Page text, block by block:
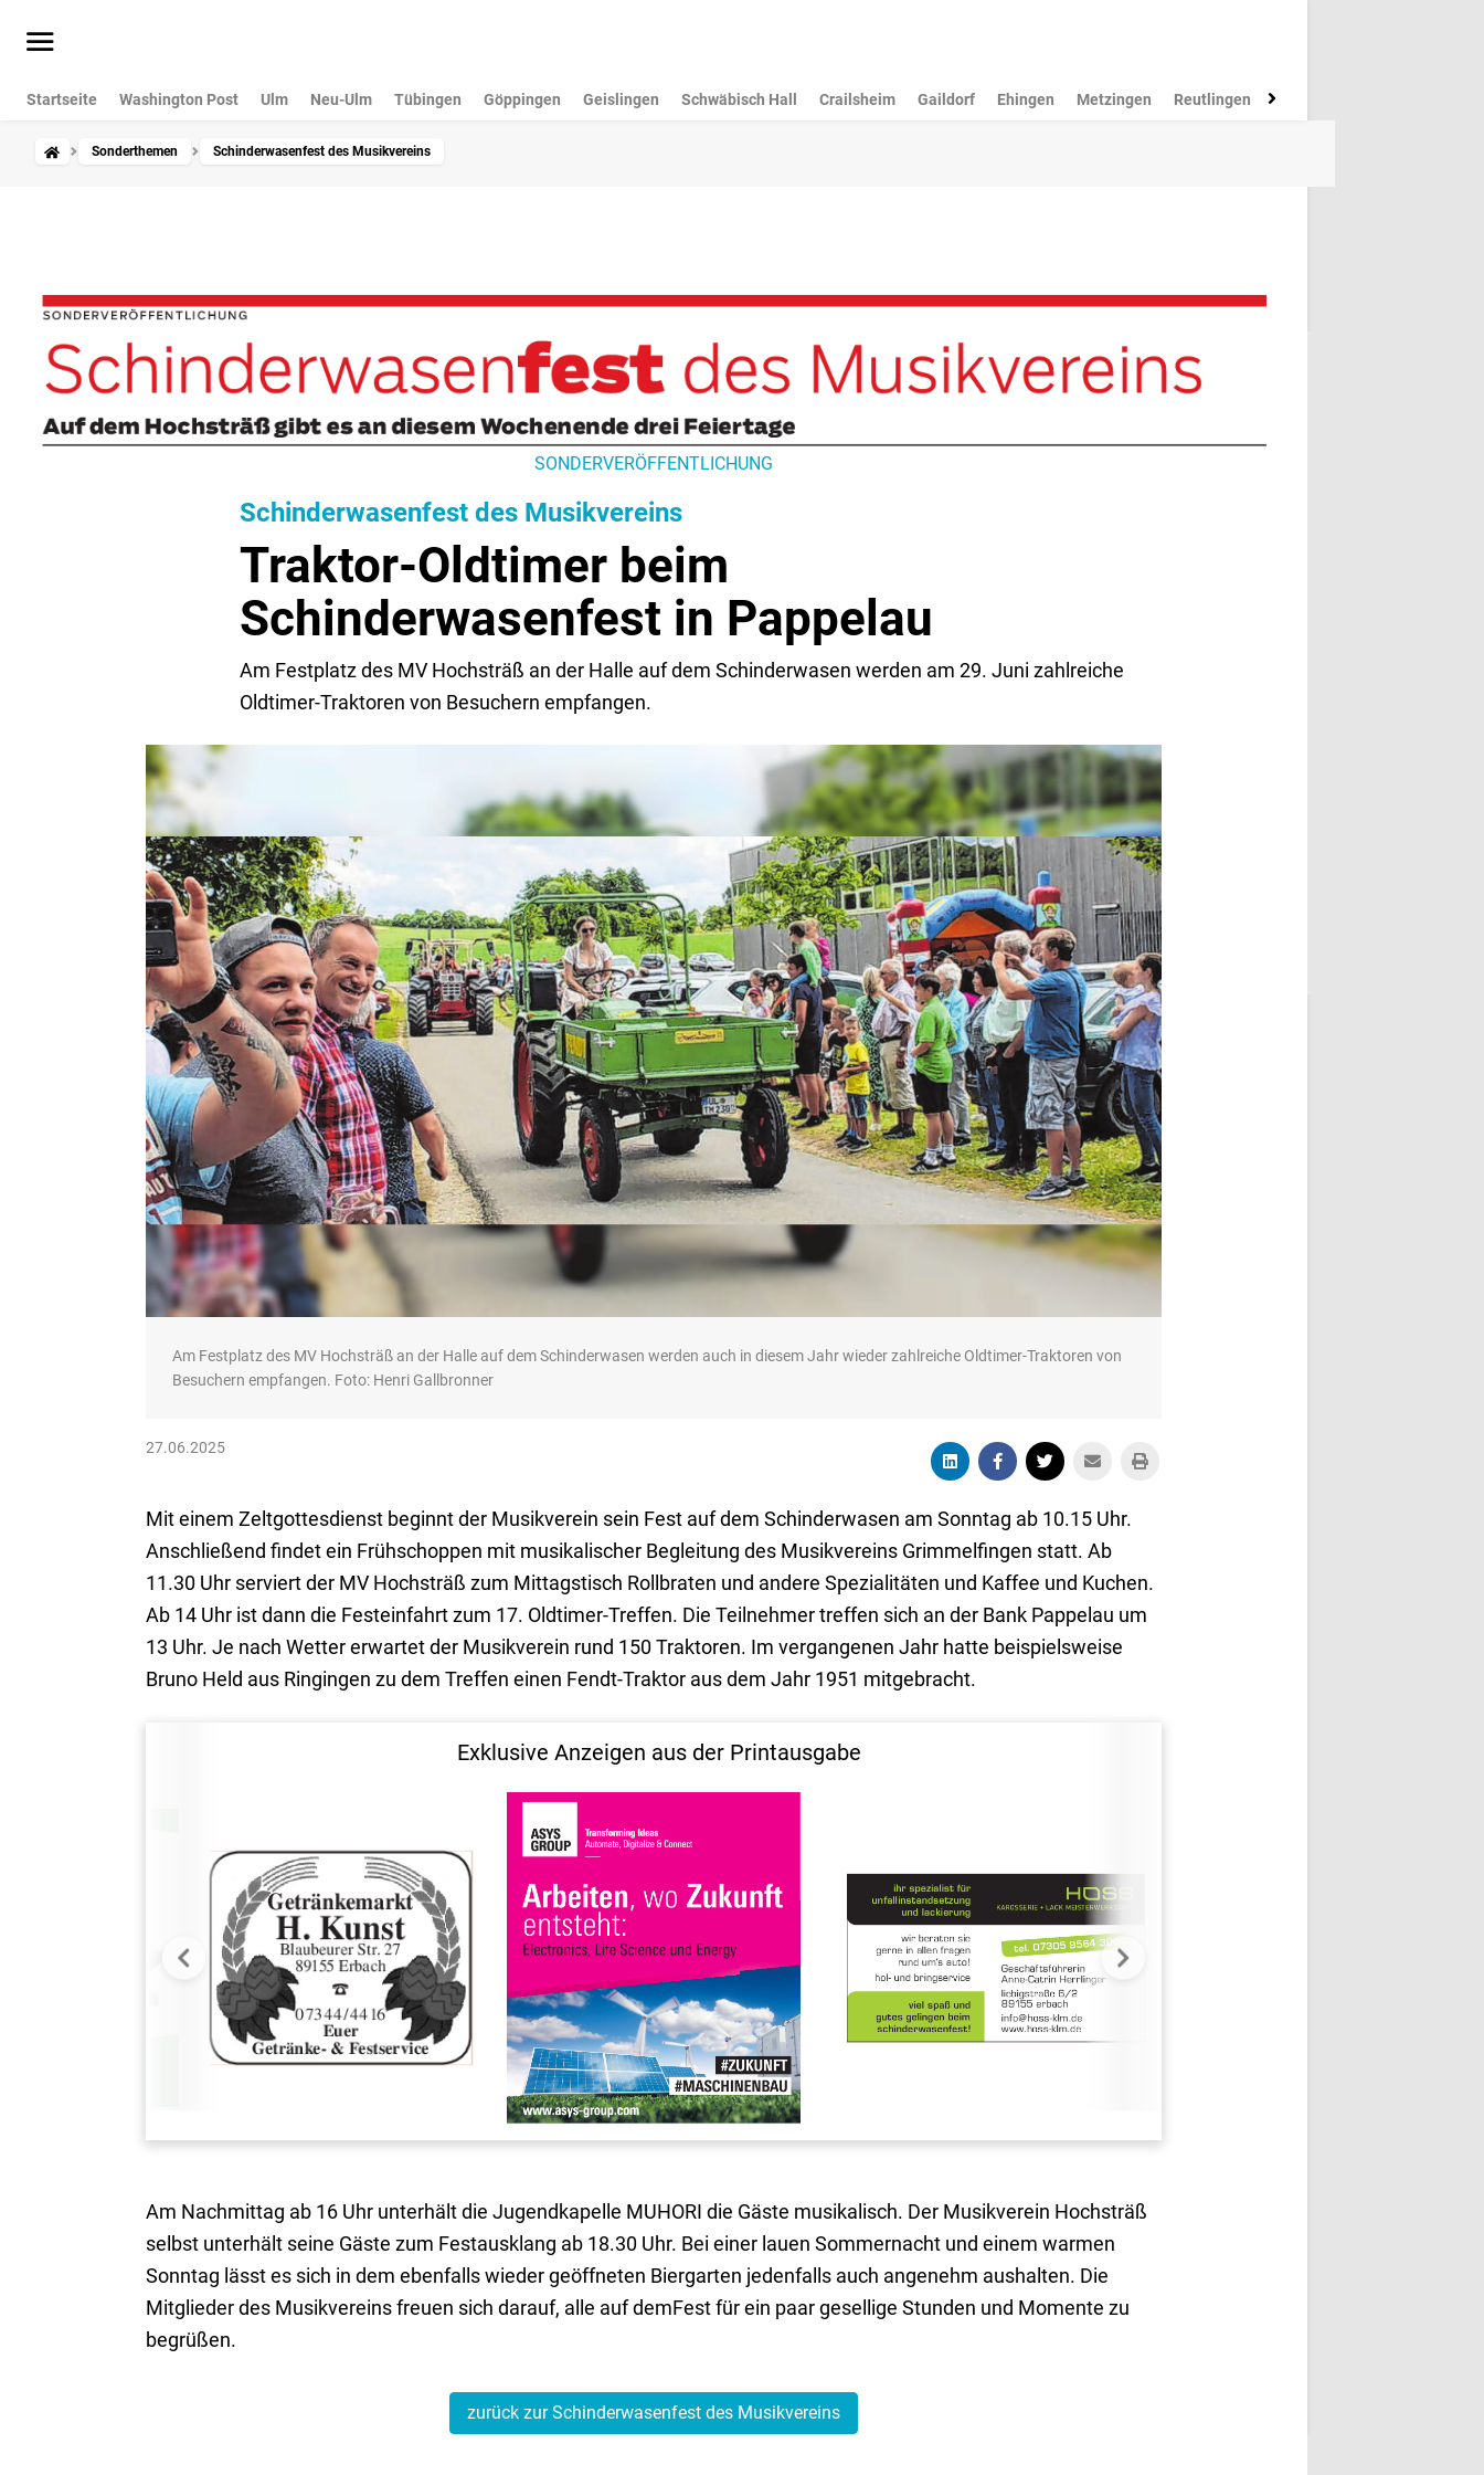
Startseite Washington Post Ulm Neu-Ulm Tübingen Göppingen Geislingen Schwäbisch Hall Crailsheim Gaildorf Ehingen Metzingen Reutlingen Münsingen
Sonderthemen Schinderwasenfest des Musikvereins
SONDERVERÖFFENTLICHUNG
Schinderwasenfest des Musikvereins
Traktor-Oldtimer beim
Schinderwasenfest in Pappelau
Am Festplatz des MV Hochsträß an der Halle auf dem Schinderwasen werden am 29. Juni zahlreiche
Oldtimer-Traktoren von Besuchern empfangen.
Am Festplatz des MV Hochsträß an der Halle auf dem Schinderwasen werden auch in diesem Jahr wieder zahlreiche Oldtimer-Traktoren von
Besuchern empfangen. Foto: Henri Gallbronner
27.06.2025
Mit einem Zeltgottesdienst beginnt der Musikverein sein Fest auf dem Schinderwasen am Sonntag ab 10.15 Uhr.
Anschließend findet ein Frühschoppen mit musikalischer Begleitung des Musikvereins Grimmelfingen statt. Ab
11.30 Uhr serviert der MV Hochsträß zum Mittagstisch Rollbraten und andere Spezialitäten und Kaffee und Kuchen.
Ab 14 Uhr ist dann die Festeinfahrt zum 17. Oldtimer-Treffen. Die Teilnehmer treffen sich an der Bank Pappelau um
13 Uhr. Je nach Wetter erwartet der Musikverein rund 150 Traktoren. Im vergangenen Jahr hatte beispielsweise
Bruno Held aus Ringingen zu dem Treffen einen Fendt-Traktor aus dem Jahr 1951 mitgebracht.
Exklusive Anzeigen aus der Printausgabe
Am Nachmittag ab 16 Uhr unterhält die Jugendkapelle MUHORI die Gäste musikalisch. Der Musikverein Hochsträß
selbst unterhält seine Gäste zum Festausklang ab 18.30 Uhr. Bei einer lauen Sommernacht und einem warmen
Sonntag lässt es sich in dem ebenfalls wieder geöffneten Biergarten jedenfalls auch angenehm aushalten. Die
Mitglieder des Musikvereins freuen sich darauf, alle auf demFest für ein paar gesellige Stunden und Momente zu
begrüßen.
zurück zur Schinderwasenfest des Musikvereins